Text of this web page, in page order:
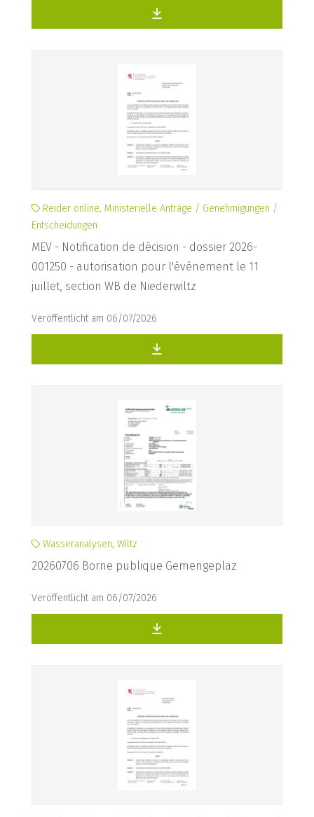
Reider online, Ministerielle Anträge / Genehmigungen /
Entscheidungen
MEV - Notification de décision - dossier 2026-
001250 - autorisation pour l'évènement le 11
juillet, section WB de Niederwiltz
Veröffentlicht am 06/07/2026
Wasseranalysen, Wiltz
20260706 Borne publique Gemengeplaz
Veröffentlicht am 06/07/2026